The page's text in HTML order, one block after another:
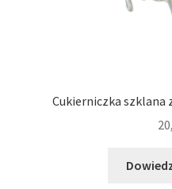
Cukierniczka